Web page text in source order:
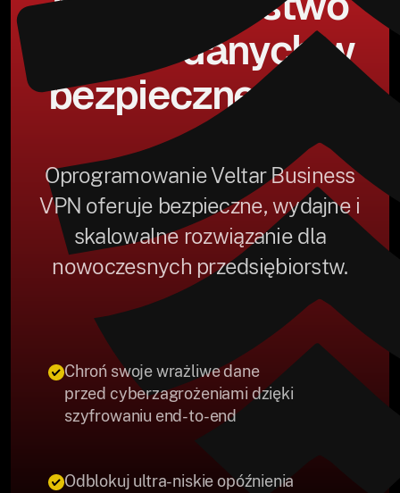
swoich danych w
bezpieczne ręce.
Oprogramowanie Veltar Business
VPN oferuje bezpieczne, wydajne i
skalowalne rozwiązanie dla
nowoczesnych przedsiębiorstw.
Chroń swoje wrażliwe dane
przed cyberzagrożeniami dzięki
szyfrowaniu end-to-end
Odblokuj ultra-niskie opóźnienia